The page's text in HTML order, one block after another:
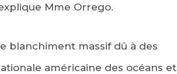
Mme Orrego.
blanchiment massif dû à des
américaine des océans et